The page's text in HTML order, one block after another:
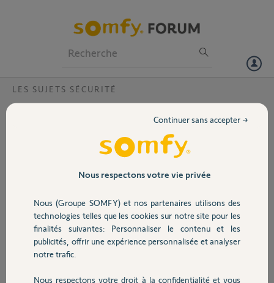
Volet
Sécurité
Domotique
LES SUJETS SÉCURITÉ
pourquoi ma sirène extérieure(protexiom)
comment vérifier sur le clavier LCD l'état des piles et le bon
fonctionnement de ma sirène extérieure ? elle ne se déclenche pas
dans l'attente de vos réponses
cordialement
CHARLES V.
Nous respectons votre vie privée
Nous (Groupe SOMFY) et nos partenaires utilisons des
technologies telles que les cookies sur notre site pour les
finalités suivantes: Personnaliser le contenu et les
publicités, offrir une expérience personnalisée et analyser
notre trafic.
Nous respectons votre droit à la confidentialité et vous
Continuer sans accepter →